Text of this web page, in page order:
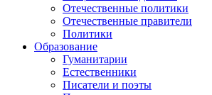
Отечественные политики
Отечественные правители
Политики
Образование
Гуманитарии
Естественники
Писатели и поэты